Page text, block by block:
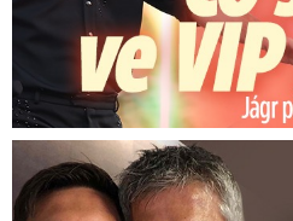
Tragédie hvězdného Messiho: